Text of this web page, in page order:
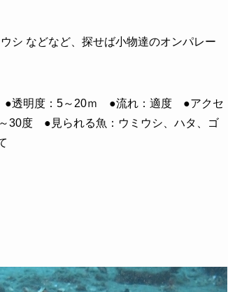
シ などなど、探せば小物達のオンパレー
●透明度：5～20ｍ ●流れ：適度 ●アクセ
30度 ●見られる魚：ウミウシ、ハタ、ゴ